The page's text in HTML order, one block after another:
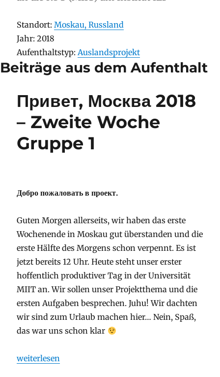
Stay
Standort:Moskau, Russland
Stay
Jahr: 2018
Aufenthaltstyp
Aufenthaltstyp:Auslandsprojekt
Beiträge aus dem Aufenthalt
Привет, Москва 2018
– Zweite Woche
Gruppe 1
Добро пожаловать в проект.
Guten Morgen allerseits, wir haben das erste
Wochenende in Moskau gut überstanden und die
erste Hälfte des Morgens schon verpennt. Es ist
jetzt bereits 12 Uhr. Heute steht unser erster
hoffentlich produktiver Tag in der Universität
MIIT an. Wir sollen unser Projektthema und die
ersten Aufgaben besprechen. Juhu! Wir dachten
wir sind zum Urlaub machen hier… Nein, Spaß,
das war uns schon klar
„Привет, Москва 2018 – Zweite Woche Gruppe 1“
weiterlesen